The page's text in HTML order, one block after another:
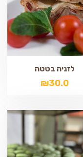
לזניה בטטה
₪30.0